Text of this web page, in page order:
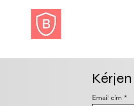
Email cím